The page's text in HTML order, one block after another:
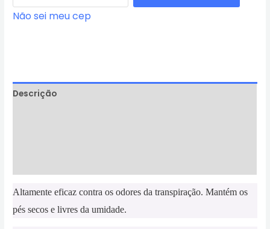
Não sei meu cep
Descrição
Altamente eficaz contra os odores da transpiração.Mantém os
pés secos e livres da umidade.